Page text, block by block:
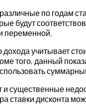
различные по
будут
переменной.
дохода учитывает
того, данный
и существенные
ставки дисконта